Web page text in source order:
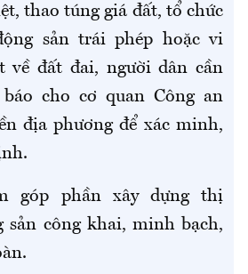
thao túng giá đất, tổ chức
sản trái phép hoặc vi
về đất đai, người dân cần
cho cơ quan Công an
địa phương để xác minh,
góp phần xây dựng thị
sản công khai, minh bạch,